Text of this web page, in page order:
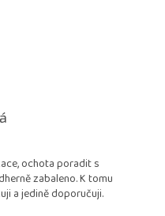
5 z 5 hvězdiček.
5 z 5 hvězdiček.
ochota poradit s
zabaleno. K tomu
a jedině doporučuji.